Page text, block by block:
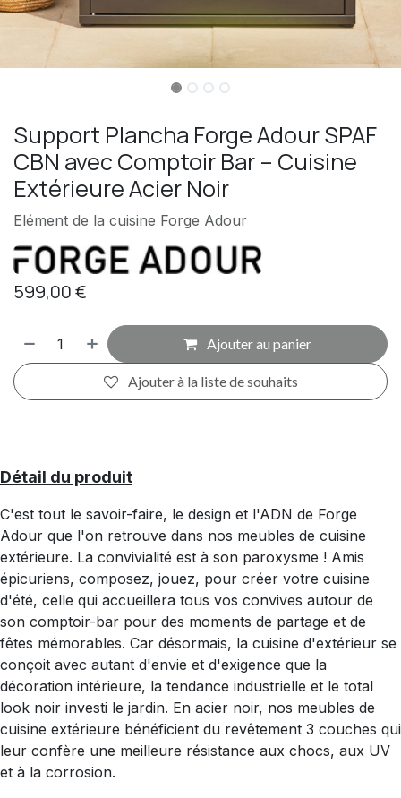
Support Plancha Forge Adour SPAF
CBN avec Comptoir Bar – Cuisine
Extérieure Acier Noir
Elément de la cuisine Forge Adour
599,00€
Ajouter au panier
Ajouter à la liste de souhaits
Détail du produit
C'est tout le savoir-faire, le design et l'ADN de Forge
Adour que l'on retrouve dans nos meubles de cuisine
extérieure. La convivialité est à son paroxysme ! Amis
épicuriens, composez, jouez, pour créer votre cuisine
d'été, celle qui accueillera tous vos convives autour de
son comptoir-bar pour des moments de partage et de
fêtes mémorables. Car désormais, la cuisine d'extérieur se
conçoit avec autant d'envie et d'exigence que la
décoration intérieure, la tendance industrielle et le total
look noir investi le jardin. En acier noir, nos meubles de
cuisine extérieure bénéficient du revêtement 3 couches qui
leur confère une meilleure résistance aux chocs, aux UV
et à la corrosion.